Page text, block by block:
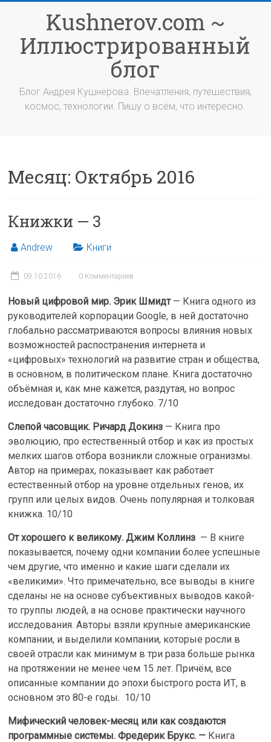
содержимомуKushnerov.com ~
Иллюстрированный
блог
Блог Андрея Кушнерова. Впечатления, путешествия,
космос, технологии. Пишу о всём, что интересно.
Месяц: Октябрь 2016
Книжки — 3
Andrew Книги
09.10.2016 0 Комментариев
Новый цифровой мир. Эрик Шмидт— Книга одного из
руководителей корпорации Google, в ней достаточно
глобально рассматриваются вопросы влияния новых
возможностей распостранения интернета и
«цифровых» технологий на развитие стран и общества,
в основном, в политическом плане. Книга достаточно
объёмная и, как мне кажется, раздутая, но вопрос
исследован достаточно глубоко. 7/10
Слепой часовщик. Ричард Докинз — Книга про
эволюцию, про естественный отбор и как из простых
мелких шагов отбора возникли сложные огранизмы.
Автор на примерах, показывает как работает
естественный отбор на уровне отдельных генов, их
групп или целых видов. Очень популярная и толковая
книжка. 10/10
От хорошего к великому. Джим Коллинз — В книге
показывается, почему одни компании более успешные
чем другие, что именно и какие шаги сделали их
«великими». Что примечательно, все выводы в книге
сделаны не на основе субъективных выводов какой-
то группы людей, а на основе практически научного
исследования. Авторы взяли крупные американские
компании, и выделили компании, которые росли в
своей отрасли как минимум в три раза больше рынка
на протяжении не менее чем 15 лет. Причём, все
описанные компании до эпохи быстрого роста ИТ, в
основном это 80-е годы. 10/10
Мифический человек-месяц или как создаются
программные системы. Фредерик Брукс. — Книга